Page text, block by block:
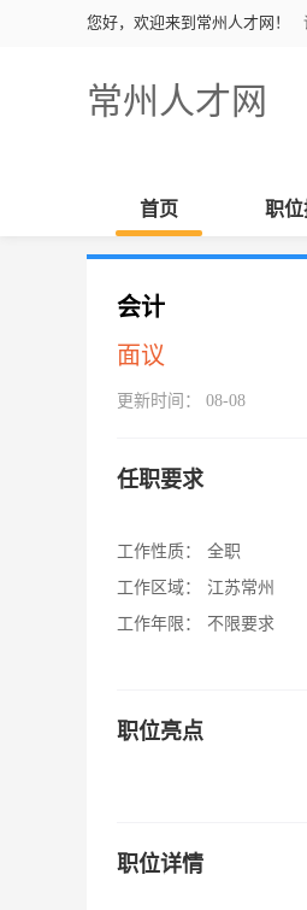
您好，欢迎来到常州人才网！
常州人才网
首页 职
会计
面议
更新时间： 08-08
任职要求
工作性质：
全职
工作区域：
江苏常州
工作年限：
不限要求
职位亮点
职位详情